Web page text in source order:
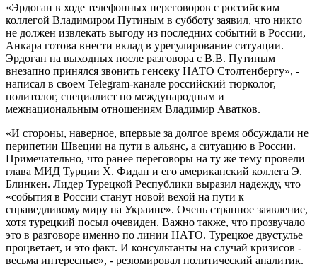
«Эрдоган в ходе телефонных переговоров с российским
коллегой Владимиром Путиным в субботу заявил, что никто
не должен извлекать выгоду из последних событий в России,
Анкара готова внести вклад в урегулирование ситуации.
Эрдоган на выходных после разговора с В.В. Путиным
внезапно принялся звонить генсеку НАТО Столтенбергу», -
написал в своем Telegram-канале российский тюрколог,
политолог, специалист по международным и
межнациональным отношениям Владимир Аватков.
«И стороны, наверное, впервые за долгое время обсуждали не
перипетии Швеции на пути в альянс, а ситуацию в России.
Примечательно, что ранее переговоры на ту же тему провели
глава МИД Турции Х. Фидан и его американский коллега Э.
Блинкен. Лидер Турецкой Республики выразил надежду, что
«события в России станут новой вехой на пути к
справедливому миру на Украине». Очень странное заявление,
хотя турецкий посыл очевиден. Важно также, что прозвучало
это в разговоре именно по линии НАТО. Турецкое двустулье
процветает, и это факт. И консультанты на случай кризисов -
весьма интересные», - резюмировал политический аналитик.